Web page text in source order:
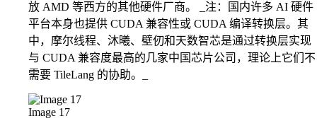
放 AMD 等西方的其他硬件厂商。 _注：国内许多 AI 硬件
平台本身也提供 CUDA 兼容性或 CUDA 编译转换层。其
中，摩尔线程、沐曦、壁仞和天数智芯是通过转换层实现
与 CUDA 兼容度最高的几家中国芯片公司，理论上它们不
需要 TileLang 的协助。_
Image 17